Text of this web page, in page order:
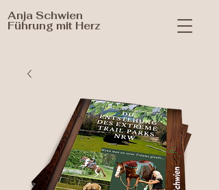
Anja Schwien
Führung mit Herz